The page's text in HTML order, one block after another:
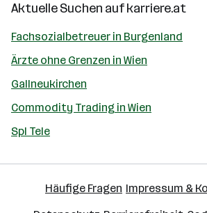
Aktuelle Suchen aufkarriere.at
Fachsozialbetreuer in Burgenland
Ärzte ohne Grenzen in Wien
Gallneukirchen
Commodity Trading in Wien
Spl Tele
Häufige Fragen Impressum &